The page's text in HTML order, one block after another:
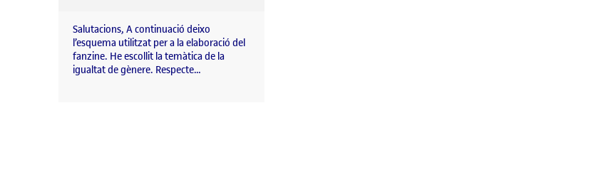
Salutacions, A continuació deixo
l’esquema utilitzat per a la elaboració del
fanzine. He escollit la temàtica de la
igualtat de gènere. Respecte…